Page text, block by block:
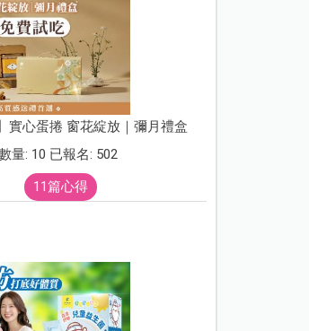
實心蛋捲 窗花綻放｜彌月禮盒
量: 10 已報名: 502
11篇心得